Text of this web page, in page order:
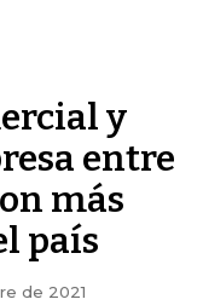
y
entre
más
país
de 2021